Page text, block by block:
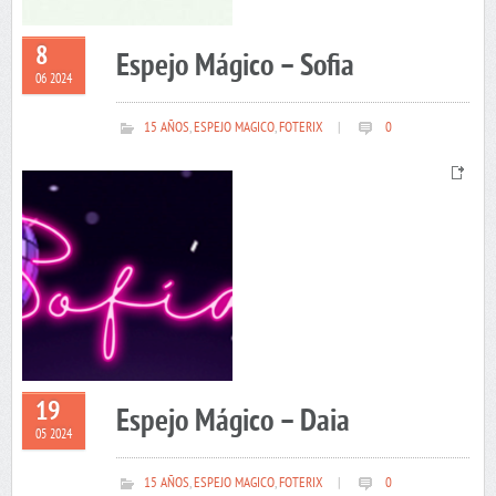
8
06 2024 Espejo Mágico – Sofia
15 AÑOS,ESPEJO MAGICO,FOTERIX 0
19
05 2024 Espejo Mágico – Daia
15 AÑOS,ESPEJO MAGICO,FOTERIX 0